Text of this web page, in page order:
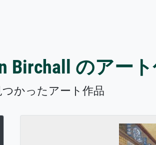
Birchall のアー
つかったアート作品